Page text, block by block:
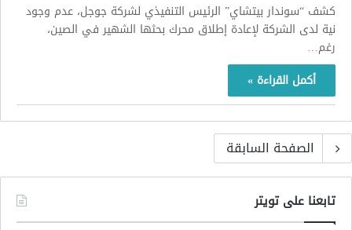
كشف “سوندار بيتشاي” الرئيس التنفيذي لشركة جوجل، عدم وجود
نية لدى الشركة لإعادة إطلاق محرك بحثها الشهير في الصين،
رغم…
أكمل القراءة »
الصفحة السابقة
تابعنا على تويتر